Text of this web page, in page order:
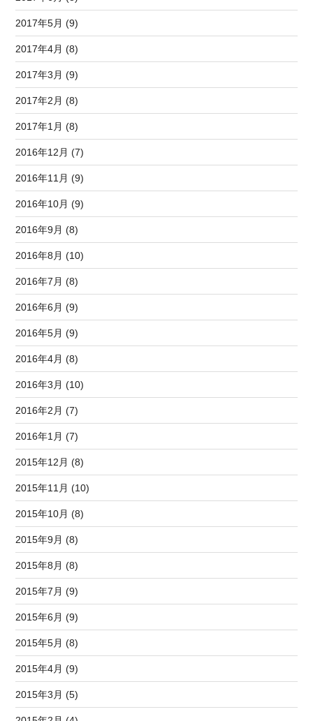
2017年5月 (9)
2017年4月 (8)
2017年3月 (9)
2017年2月 (8)
2017年1月 (8)
2016年12月 (7)
2016年11月 (9)
2016年10月 (9)
2016年9月 (8)
2016年8月 (10)
2016年7月 (8)
2016年6月 (9)
2016年5月 (9)
2016年4月 (8)
2016年3月 (10)
2016年2月 (7)
2016年1月 (7)
2015年12月 (8)
2015年11月 (10)
2015年10月 (8)
2015年9月 (8)
2015年8月 (8)
2015年7月 (9)
2015年6月 (9)
2015年5月 (8)
2015年4月 (9)
2015年3月 (5)